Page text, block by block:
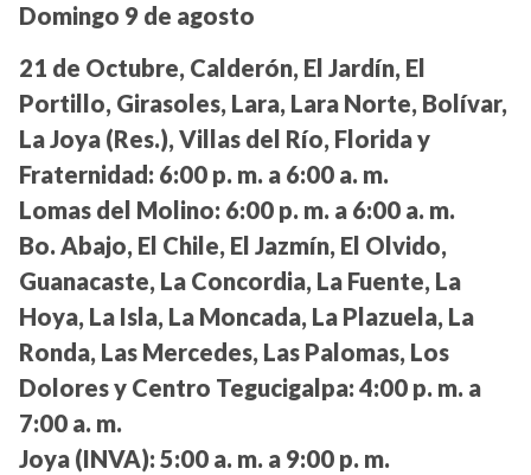
Domingo 9 de agosto
21 de Octubre, Calderón, El Jardín, El
Portillo, Girasoles, Lara, Lara Norte, Bolívar,
La Joya (Res.), Villas del Río, Florida y
Fraternidad: 6:00 p. m. a 6:00 a. m.
Lomas del Molino: 6:00 p. m. a 6:00 a. m.
Bo. Abajo, El Chile, El Jazmín, El Olvido,
Guanacaste, La Concordia, La Fuente, La
Hoya, La Isla, La Moncada, La Plazuela, La
Ronda, Las Mercedes, Las Palomas, Los
Dolores y Centro Tegucigalpa: 4:00 p. m. a
7:00 a. m.
Joya (INVA): 5:00 a. m. a 9:00 p. m.